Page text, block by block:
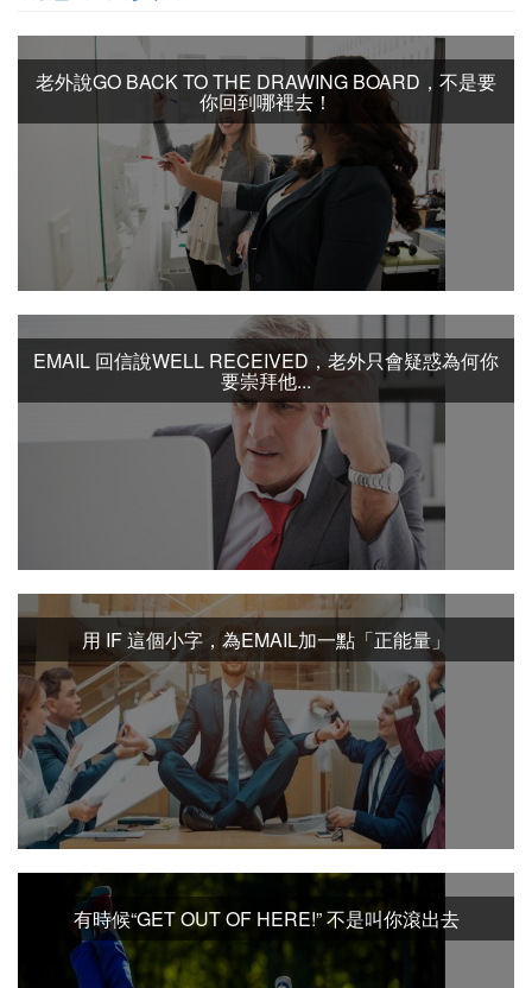
老外說GO BACK TO THE DRAWING BOARD，不是要
你回到哪裡去！
EMAIL 回信說WELL RECEIVED，老外只會疑惑為何你
要崇拜他...
用 IF 這個小字，為EMAIL加一點「正能量」
有時候“GET OUT OF HERE!” 不是叫你滾出去